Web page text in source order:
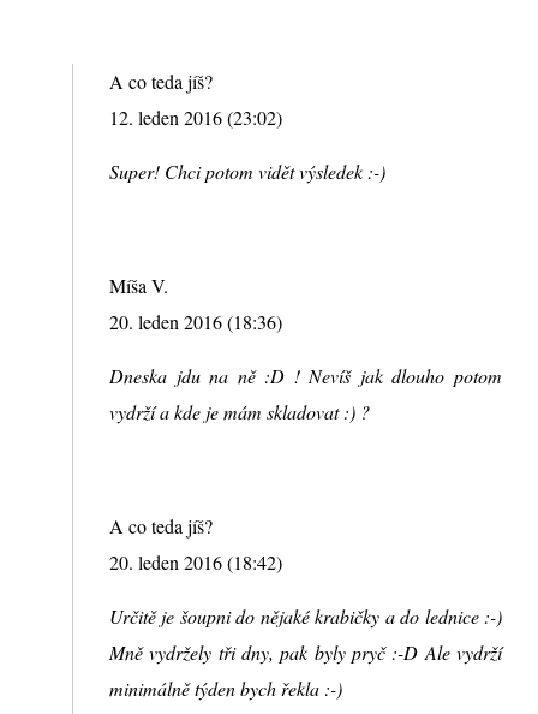
A co teda jíš?
12. leden 2016 (23:02)
Super! Chci potom vidět výsledek :-)
Míša V.
20. leden 2016 (18:36)
Dneska jdu na ně :D ! Nevíš jak dlouho potom
vydrží a kde je mám skladovat :) ?
A co teda jíš?
20. leden 2016 (18:42)
Určitě je šoupni do nějaké krabičky a do lednice :-)
Mně vydržely tři dny, pak byly pryč :-D Ale vydrží
minimálně týden bych řekla :-)